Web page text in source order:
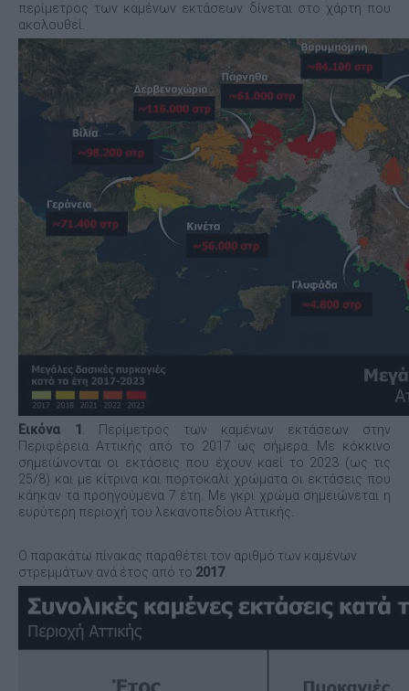
περίμετρος των καμένων εκτάσεων δίνεται στο χάρτη που
ακολουθεί.
Εικόνα 1
. Περίμετρος των καμένων εκτάσεων στην
Περιφέρεια Αττικής από το 2017 ως σήμερα. Με κόκκινο
σημειώνονται οι εκτάσεις που έχουν καεί το 2023 (ως τις
25/8) και με κίτρινα και πορτοκαλί χρώματα οι εκτάσεις που
κάηκαν τα προηγούμενα 7 έτη. Με γκρι χρώμα σημειώνεται η
ευρύτερη περιοχή του λεκανοπεδίου Αττικής.
Ο παρακάτω πίνακας παραθέτει τον αριθμό των καμένων
στρεμμάτων ανά έτος από το 2017.